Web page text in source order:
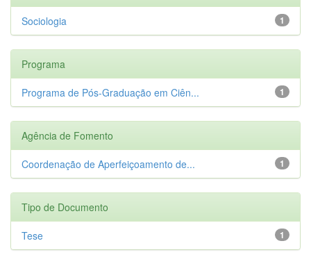
1
Sociologia
Programa
1
Programa de Pós-Graduação em Ciên...
Agência de Fomento
1
Coordenação de Aperfeiçoamento de...
Tipo de Documento
1
Tese